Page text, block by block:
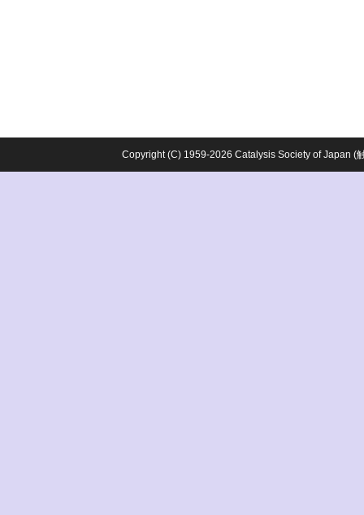
Copyright (C) 1959-2026 Catalysis Society of Japan (